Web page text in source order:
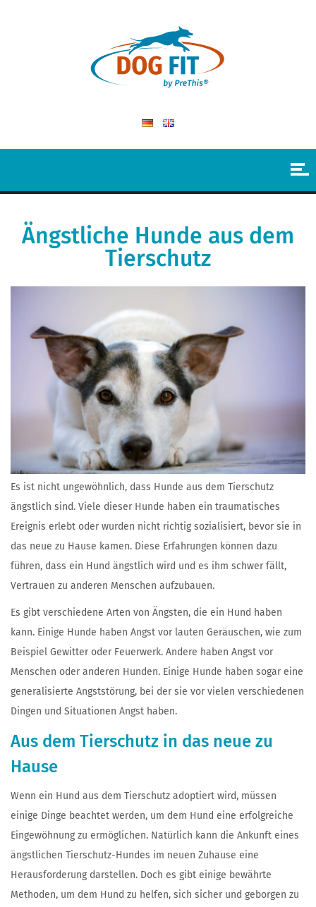
Ängstliche Hunde aus dem
Tierschutz
Es ist nicht ungewöhnlich, dass Hunde aus dem Tierschutz
ängstlich sind. Viele dieser Hunde haben ein traumatisches
Ereignis erlebt oder wurden nicht richtig sozialisiert, bevor sie in
das neue zu Hause kamen. Diese Erfahrungen können dazu
führen, dass ein Hund ängstlich wird und es ihm schwer fällt,
Vertrauen zu anderen Menschen aufzubauen.
Es gibt verschiedene Arten von Ängsten, die ein Hund haben
kann. Einige Hunde haben Angst vor lauten Geräuschen, wie zum
Beispiel Gewitter oder Feuerwerk. Andere haben Angst vor
Menschen oder anderen Hunden. Einige Hunde haben sogar eine
generalisierte Angststörung, bei der sie vor vielen verschiedenen
Dingen und Situationen Angst haben.
Aus dem Tierschutz in das neue zu
Hause
Wenn ein Hund aus dem Tierschutz adoptiert wird, müssen
einige Dinge beachtet werden, um dem Hund eine erfolgreiche
Eingewöhnung zu ermöglichen. Natürlich kann die Ankunft eines
ängstlichen Tierschutz-Hundes im neuen Zuhause eine
Herausforderung darstellen. Doch es gibt einige bewährte
Methoden, um dem Hund zu helfen, sich sicher und geborgen zu